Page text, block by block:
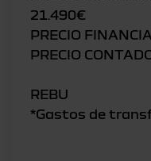
21.490€
PRECIO
PRECIO
REBU
*Gastos de